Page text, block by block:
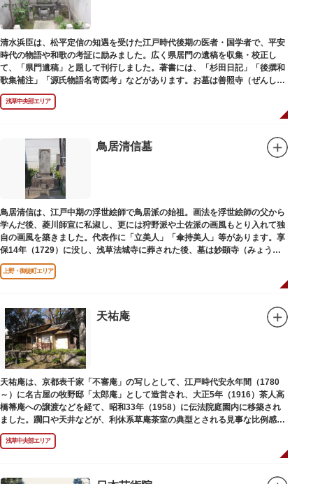
清水浜臣は、松平定信の知遇を受けた江戸時代後期の医者・国学者で、平安
時代の物語や和歌の考証に励みました。広く県居門の遺稿を収集・校正し
て、「県門遺稿」と題して刊行しました。著書には、「杉田日記」「後撰和
歌集補注」「源氏物語名寄図考」などがあります。お墓は善照寺（ぜんしょ
うじ）境内にあります。
浅草中央部エリア
鳥居清信墓
鳥居清信は、江戸中期の浮世絵師で鳥居派の始祖。画法を浮世絵師の父から
学んだ後、菱川師宣に私淑し、更には狩野派や土佐派の画風もとり入れて独
自の画風を築きました。代表作に「立美人」「傘持美人」等があります。享
保14年（1729）に没し、浅草法城寺に葬された後、墓は妙顕寺（みょうけ
んじ）に移されました。
上野・御徒町エリア
天祐庵
天祐庵は、京都表千家「不審庵」の写しとして、江戸時代安永年間（1780
～）に名古屋の牧野邸「太郎庵」として造営され、大正5年（1916）茶人高
橋箒庵への譲渡などを経て、昭和33年（1958）に伝法院庭園内に移築され
ました。躙口や天井などが、利休系草庵茶室の典型とされる見事な比例感を
醸し出しています。
浅草中央部エリア